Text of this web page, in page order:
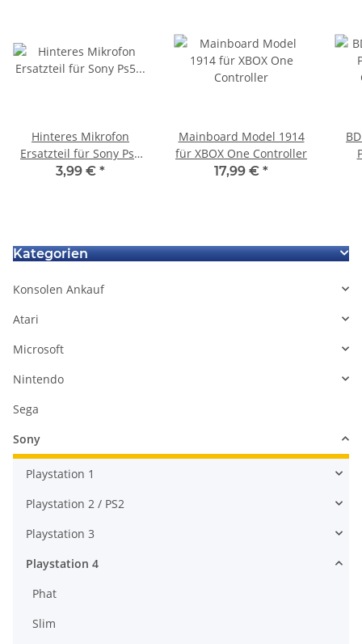
Hinteres Mikrofon
Ersatzteil für Sony Ps5
Playstation 5 Controller
3,99 € *
Mainboard Model 1914
für XBOX One Controller
17,99 € *
Kategorien
Konsolen Ankauf
Atari
Microsoft
Nintendo
Sega
Sony
Playstation 1
Playstation 2 / PS2
Playstation 3
Playstation 4
Phat
Slim